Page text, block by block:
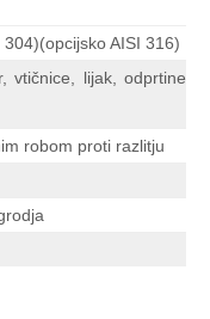
AISI 316)
vtičnice, lijak, odprtine
robom proti razlitju